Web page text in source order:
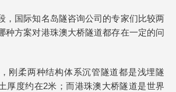
，国际知名岛隧咨询公司的专家们比较两
种方案对港珠澳大桥隧道都存在一定的问
刚柔两种结构体系沉管隧道都是浅埋隧
厚度约在2米；而港珠澳大桥隧道是世界